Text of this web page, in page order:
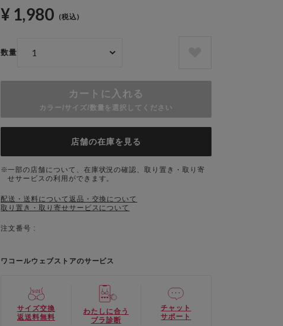
¥ 1,980 (税込)
数量
カートに入れる
カラー/サイズ/数量を選択してください
店舗の在庫を見る
一部の店舗について、在庫状況の確認、取り置き・取り寄
せサービスの利用ができます。
配送・送料について返品・交換について
取り置き・取り寄せサービスについて
注文番号 :
ワコールウェブストアのサービス
サイズ交換
返送料無料
わたしに合う
ブラ診断
チャット
サポート